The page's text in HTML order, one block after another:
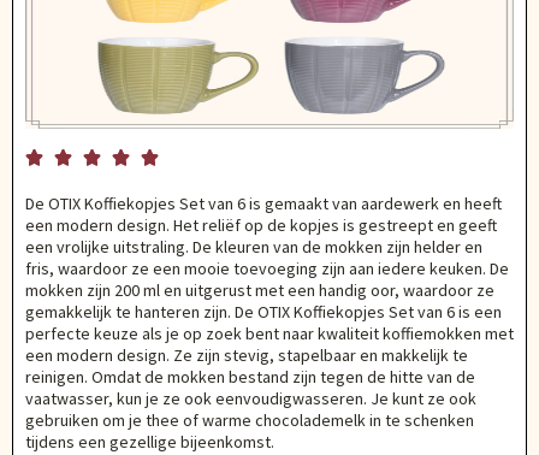
    
De OTIX Koffiekopjes Set van 6 is gemaakt van aardewerk en heeft
een modern design. Het reliëf op de kopjes is gestreept en geeft
een vrolijke uitstraling. De kleuren van de mokken zijn helder en
fris, waardoor ze een mooie toevoeging zijn aan iedere keuken. De
mokken zijn 200 ml en uitgerust met een handig oor, waardoor ze
gemakkelijk te hanteren zijn. De OTIX Koffiekopjes Set van 6 is een
perfecte keuze als je op zoek bent naar kwaliteit koffiemokken met
een modern design. Ze zijn stevig, stapelbaar en makkelijk te
reinigen. Omdat de mokken bestand zijn tegen de hitte van de
vaatwasser, kun je ze ook eenvoudigwasseren. Je kunt ze ook
gebruiken om je thee of warme chocolademelk in te schenken
tijdens een gezellige bijeenkomst.